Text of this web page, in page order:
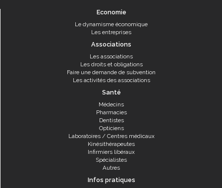
Economie
Le dynamisme économique
Les entreprises
Associations
Les associations
Les droits et obligations
Faire une demande de subvention
Les activités des associations
Santé
Médecins
Pharmacies
Dentistes
Opticiens
Laboratoires / Centres médicaux
Kinésithérapeutes
Infirmiers libéraux
Spécialistes
Autres
Infos pratiques